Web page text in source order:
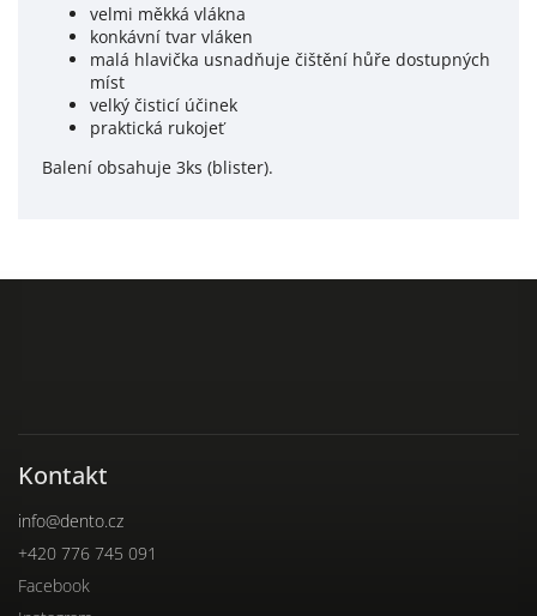
velmi měkká vlákna
konkávní tvar vláken
malá hlavička usnadňuje čištění hůře dostupných
míst
velký čisticí účinek
praktická rukojeť
Balení obsahuje 3ks (blister).
Kontakt
info@dento.cz
+420 776 745 091
Facebook